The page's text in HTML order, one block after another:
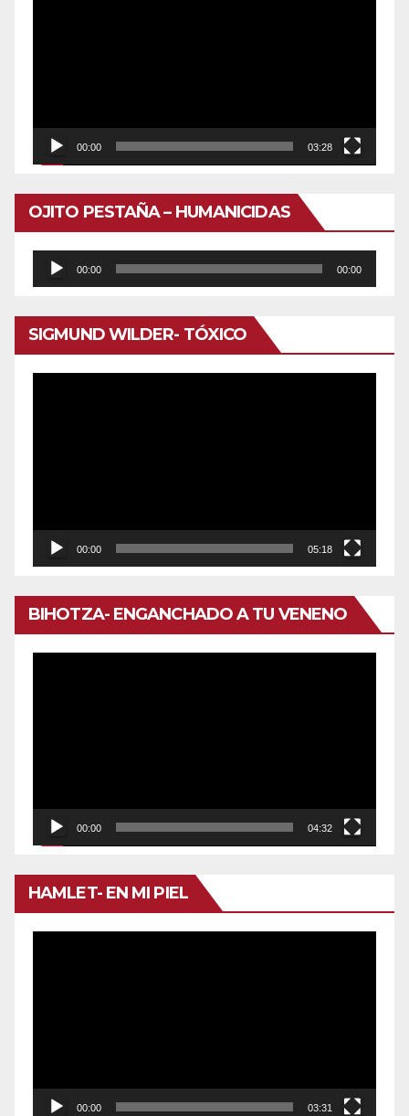
00:00 03:28
OJITO PESTAÑA – HUMANICIDAS
Reproductor
de
audio
00:00 00:00
SIGMUND WILDER- TÓXICO
00:00 05:18
BIHOTZA- ENGANCHADO A TU VENENO
00:00 04:32
HAMLET- EN MI PIEL
00:00 03:31